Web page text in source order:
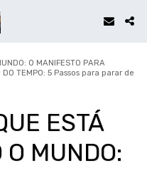
O MANIFESTO PARA
DO TEMPO: 5 Passos para parar de
ESTÁ
MUNDO: